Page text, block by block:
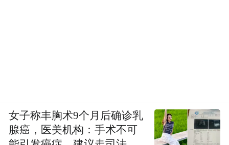
女子称丰胸术9个月后确诊乳
腺癌，医美机构：手术不可